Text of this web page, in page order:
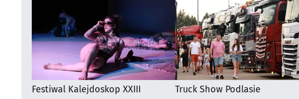
Festiwal Kalejdoskop XXIII Truck Show Podlasie